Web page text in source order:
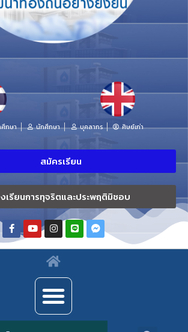
ศึกษา นักศึกษา บุคลากร ศิษย์เก่า
สมัครเรียน
เรียนการทุจริตและประพฤติมิชอบ